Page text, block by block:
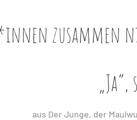
zusammen
aus Der Junge, der